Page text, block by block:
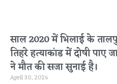
साल 2020 में भिलाई के
तिहरे हत्याकांड में दोषी पाए
ने मौत की सजा सुनाई है।
April 30, 2026